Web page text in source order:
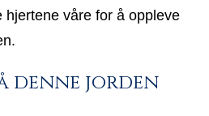
hjertene våre for å oppleve
denne jorden